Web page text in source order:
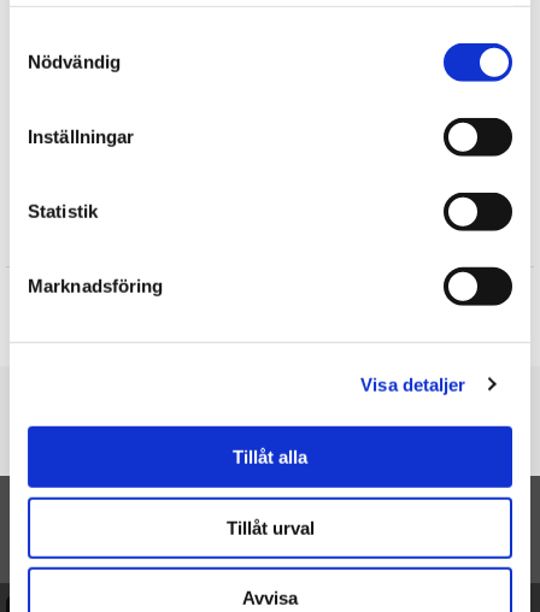
Nödvändig
Inställningar
Statistik
Marknadsföring
Visa detaljer
Tillåt alla
Tillåt urval
Avvisa
Julklappsspelet
Julklappar till farmor/mormor
Produkten har inga recensioner
Ljuslykta Stars - Räder
TILL TOPPEN